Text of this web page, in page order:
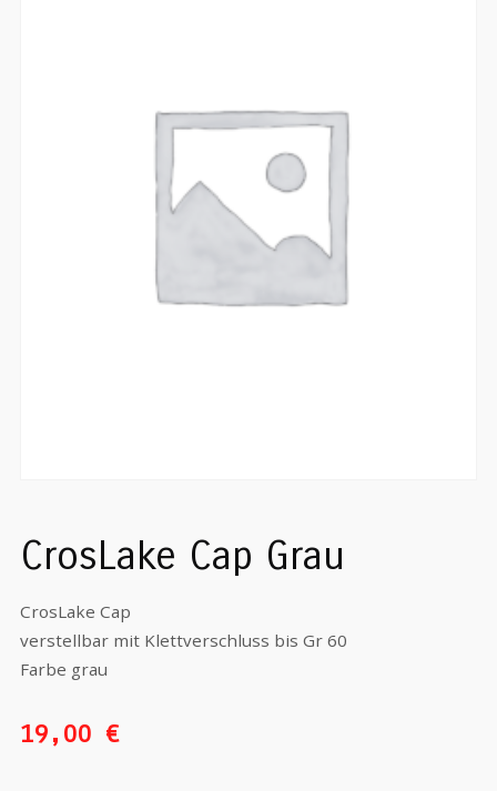
CrosLake Cap Grau
CrosLake Cap
verstellbar mit Klettverschluss bis Gr 60
Farbe grau
19,00 €